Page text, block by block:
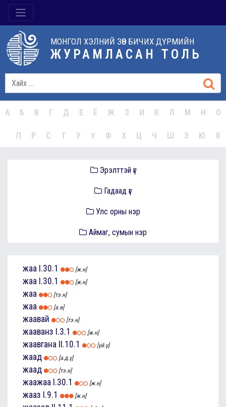
МОНГОЛ ХЭЛНИЙ ЗӨВ БИЧИХ ДҮРМИЙН
ЖУРАМЛАСАН ТОЛЬ
А Б В Г Д Е Ё Ж З И К Л М Н О
П Р С Т У Ү Ф Х Ц Ч Ш Э Ю Я
Эрэлттэй үг
Гадаад үг
Улс орны нэр
Аймаг, сумын нэр
жаа I.30.1 [ж.н]
жаа I.30.1 [ж.н]
жаа [тэ.н]
жаа [а.ө]
жаавай [тэ.н]
жааванз I.3.1 [ж.н]
жаавгана II.10.1 [үй.ү]
жаад [а.д.ү]
жаад [тэ.н]
жаажаа I.30.1 [ж.н]
жааз I.9.1 [ж.н]